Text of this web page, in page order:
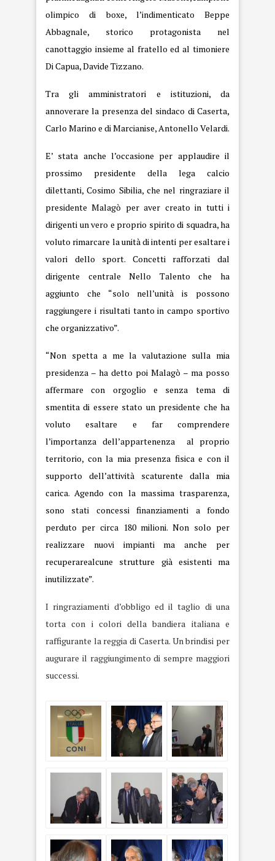
olimpico di boxe, l’indimenticato Beppe
Abbagnale, storico protagonista nel
canottaggio insieme al fratello ed al timoniere
Di Capua, Davide Tizzano.
Tra gli amministratori e istituzioni, da
annoverare la presenza del sindaco di Caserta,
Carlo Marino e di Marcianise, Antonello Velardi.
E’ stata anche l’occasione per applaudire il
prossimo presidente della lega calcio
dilettanti, Cosimo Sibilia, che nel ringraziare il
presidente Malagò per aver creato in tutti i
dirigenti un vero e proprio spirito di squadra, ha
voluto rimarcare la unità di intenti per esaltare i
valori dello sport. Concetti rafforzati dal
dirigente centrale Nello Talento che ha
aggiunto che “solo nell’unità is possono
raggiungere i risultati tanto in campo sportivo
che organizzativo”.
“Non spetta a me la valutazione sulla mia
presidenza – ha detto poi Malagò – ma posso
affermare con orgoglio e senza tema di
smentita di essere stato un presidente che ha
voluto esaltare e far comprendere
l’importanza dell’appartenenza al proprio
territorio, con la mia presenza fisica e con il
supporto dell’attività scaturente dalla mia
carica. Agendo con la massima trasparenza,
sono stati concessi finanziamenti a fondo
perduto per circa 180 milioni. Non solo per
realizzare nuovi impianti ma anche per
recuperarealcune strutture già esistenti ma
inutilizzate”.
I ringraziamenti d’obbligo ed il taglio di una
torta con i colori della bandiera italiana e
raffigurante la reggia di Caserta. Un brindisi per
augurare il raggiungimento di sempre maggiori
successi.